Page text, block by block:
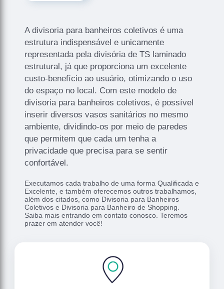
A divisoria para banheiros coletivos é uma
estrutura indispensável e unicamente
representada pela divisória de TS laminado
estrutural, já que proporciona um excelente
custo-benefício ao usuário, otimizando o uso
do espaço no local. Com este modelo de
divisoria para banheiros coletivos, é possível
inserir diversos vasos sanitários no mesmo
ambiente, dividindo-os por meio de paredes
que permitem que cada um tenha a
privacidade que precisa para se sentir
confortável.
Executamos cada trabalho de uma forma Qualificada e
Excelente, e também oferecemos outros trabalhamos,
além dos citados, como Divisoria para Banheiros
Coletivos e Divisoria para Banheiro de Shopping.
Saiba mais entrando em contato conosco. Teremos
prazer em atender você!